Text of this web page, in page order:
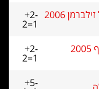
ע"ש ישראל זילברמן 2006 +2-
2=1
אקטיבי חורף 2005 +2-
2=1
+5-